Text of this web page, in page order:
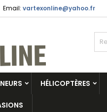
Email: vartexonline@yahoo.fr
HÉLICOPTÈRES